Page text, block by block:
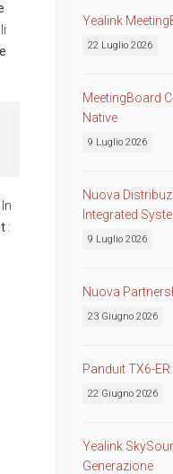
:
Yealink
22 Luglio 2026
MeetingBoard
Native
9 Luglio 2026
Nuova
Integrated
9 Luglio 2026
Nuova
23 Giugno 2026
Panduit TX6-
22 Giugno 2026
Yealink
Generazione